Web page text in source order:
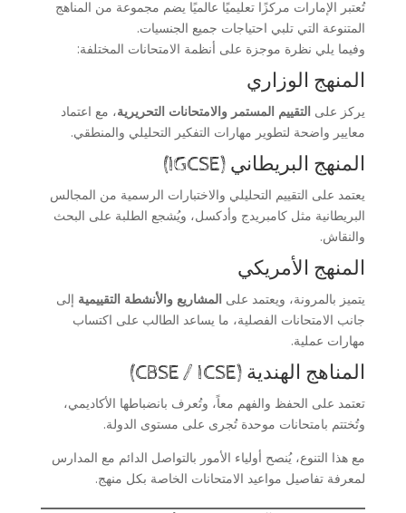
تُعتبر الإمارات مركزًا تعليميًا عالميًا يضم مجموعة من المناهج
المتنوعة التي تلبي احتياجات جميع الجنسيات.
وفيما يلي نظرة موجزة على أنظمة الامتحانات المختلفة:
المنهج الوزاري
يركز على التقييم المستمر والامتحانات التحريرية، مع اعتماد
معايير واضحة لتطوير مهارات التفكير التحليلي والمنطقي.
المنهج البريطاني (IGCSE)
يعتمد على التقييم التحليلي والاختبارات الرسمية من المجالس
البريطانية مثل كامبريدج وأدكسل، ويُشجع الطلبة على البحث
والنقاش.
المنهج الأمريكي
يتميز بالمرونة، ويعتمد على المشاريع والأنشطة التقييمية إلى
جانب الامتحانات الفصلية، ما يساعد الطالب على اكتساب
مهارات عملية.
المناهج الهندية (CBSE / ICSE)
تعتمد على الحفظ والفهم معاً، وتُعرف بانضباطها الأكاديمي،
وتُختتم بامتحانات موحدة تُجرى على مستوى الدولة.
مع هذا التنوع، يُنصح أولياء الأمور بالتواصل الدائم مع المدارس
لمعرفة تفاصيل مواعيد الامتحانات الخاصة بكل منهج.